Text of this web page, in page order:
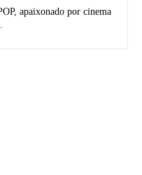
apaixonado por cinema